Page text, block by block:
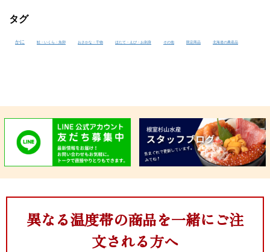
タグ
かに 鮭・いくら・魚卵 おさかな・干物 ほたて・えび・お刺身 その他 限定商品 北海道の農産品
異なる温度帯の商品を一緒にご注
文される方へ